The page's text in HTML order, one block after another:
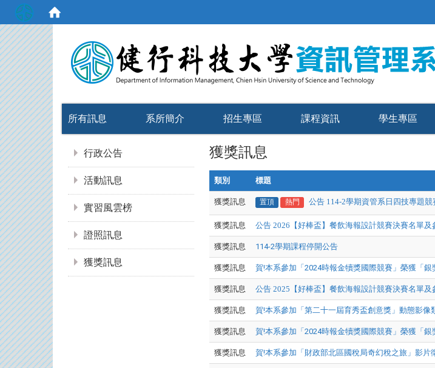
所有訊息 系所簡介 招生專區 課程資訊 學生專區
行政公告
活動訊息
實習風雲榜
證照訊息
獲獎訊息
獲獎訊息
類別 標題
獲獎訊息 置頂 熱門 公告 114-2學期資管系日四技專題
獲獎訊息 公告 2026【好棒盃】餐飲海報設計競賽決賽名單及
獲獎訊息 114-2學期課程停開公告
獲獎訊息 賀!本系參加「2024時報金犢獎國際競賽」榮獲「銀
獲獎訊息 公告 2025【好棒盃】餐飲海報設計競賽決賽名單及
獲獎訊息 賀!本系參加「第二十一屆育秀盃創意獎」動態影像
獲獎訊息 賀!本系參加「2024時報金犢獎國際競賽」榮獲「銀
獲獎訊息 賀!本系參加「財政部北區國稅局奇幻稅之旅」影片